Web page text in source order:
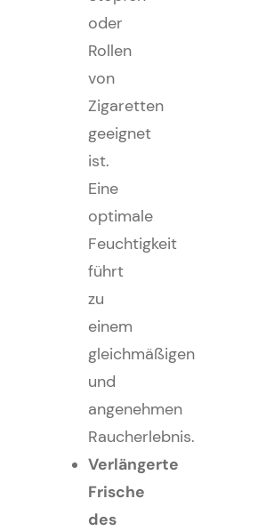
oder
Rollen
von
Zigaretten
geeignet
ist.
Eine
optimale
Feuchtigkeit
führt
zu
einem
gleichmäßigen
und
angenehmen
Raucherlebnis.
Verlängerte
Frische
des